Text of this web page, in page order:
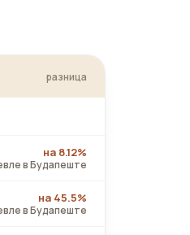
разница
на 8.12%
в Будапеште
на 45.5%
в Будапеште